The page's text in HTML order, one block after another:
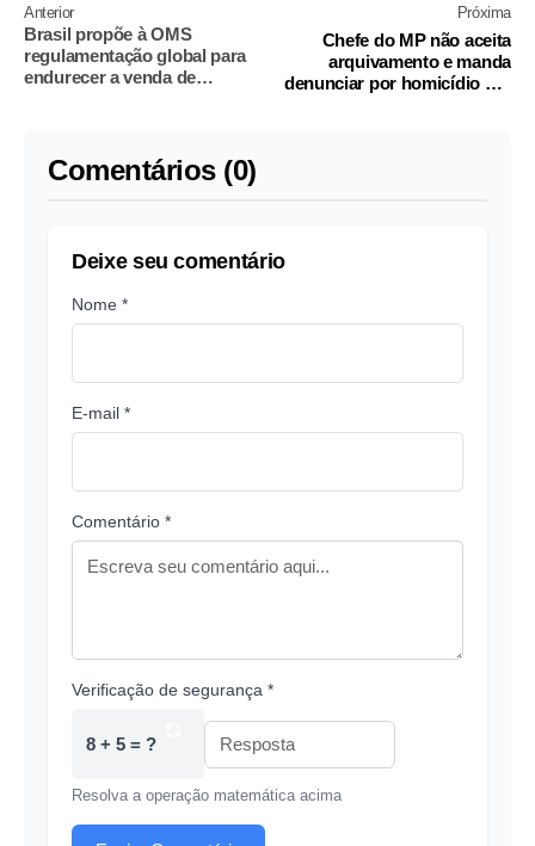
Anterior
Brasil propõe à OMS
regulamentação global para
endurecer a venda de
Próxima
Chefe do MP não aceita
arquivamento e manda
denunciar por homicídio PM
Comentários (0)
Deixe seu comentário
Nome *
E-mail *
Comentário *
Verificação de segurança *
8 + 5 = ?
Resolva a operação matemática acima